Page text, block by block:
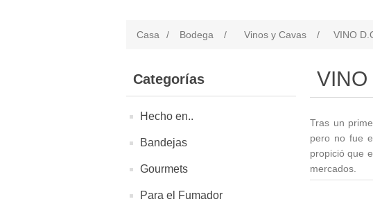
Casa / Bodega / Vinos y Cavas / VINO
Categorías
Hecho en..
Bandejas
Gourmets
Para el Fumador
VINO
Tras un
pero no fue
propició que
mercados.